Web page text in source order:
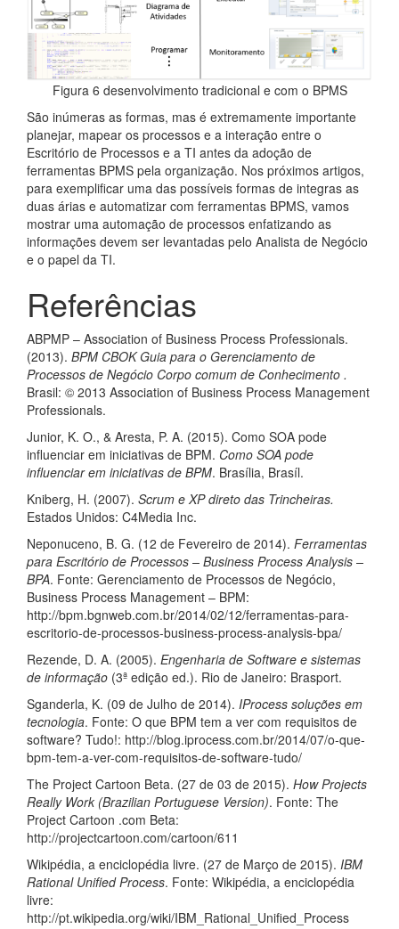
Figura 6 desenvolvimento tradicional e com o BPMS
São inúmeras as formas, mas é extremamente importante
planejar, mapear os processos e a interação entre o
Escritório de Processos e a TI antes da adoção de
ferramentas BPMS pela organização. Nos próximos artigos,
para exemplificar uma das possíveis formas de integras as
duas árias e automatizar com ferramentas BPMS, vamos
mostrar uma automação de processos enfatizando as
informações devem ser levantadas pelo Analista de Negócio
e o papel da TI.
Referências
ABPMP – Association of Business Process Professionals.
(2013). BPM CBOK Guia para o Gerenciamento de
Processos de Negócio Corpo comum de Conhecimento .
Brasil: © 2013 Association of Business Process Management
Professionals.
Junior, K. O., & Aresta, P. A. (2015). Como SOA pode
influenciar em iniciativas de BPM. Como SOA pode
influenciar em iniciativas de BPM. Brasília, Brasíl.
Kniberg, H. (2007). Scrum e XP direto das Trincheiras.
Estados Unidos: C4Media Inc.
Neponuceno, B. G. (12 de Fevereiro de 2014). Ferramentas
para Escritório de Processos – Business Process Analysis –
BPA. Fonte: Gerenciamento de Processos de Negócio,
Business Process Management – BPM:
http://bpm.bgnweb.com.br/2014/02/12/ferramentas-para-
escritorio-de-processos-business-process-analysis-bpa/
Rezende, D. A. (2005). Engenharia de Software e sistemas
de informação (3ª edição ed.). Rio de Janeiro: Brasport.
Sganderla, K. (09 de Julho de 2014). IProcess soluções em
tecnologia. Fonte: O que BPM tem a ver com requisitos de
software? Tudo!: http://blog.iprocess.com.br/2014/07/o-que-
bpm-tem-a-ver-com-requisitos-de-software-tudo/
The Project Cartoon Beta. (27 de 03 de 2015). How Projects
Really Work (Brazilian Portuguese Version). Fonte: The
Project Cartoon .com Beta:
http://projectcartoon.com/cartoon/611
Wikipédia, a enciclopédia livre. (27 de Março de 2015). IBM
Rational Unified Process. Fonte: Wikipédia, a enciclopédia
livre:
http://pt.wikipedia.org/wiki/IBM_Rational_Unified_Process